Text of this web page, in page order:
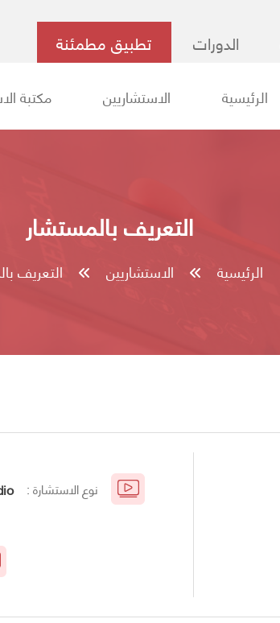
الدورات تطبيق مطمئنة
الرئيسية الاستشاريين مكتبة
التعريف بالمستشار
الرئيسية الاستشاريين التعريف
نوع الاستشارة :